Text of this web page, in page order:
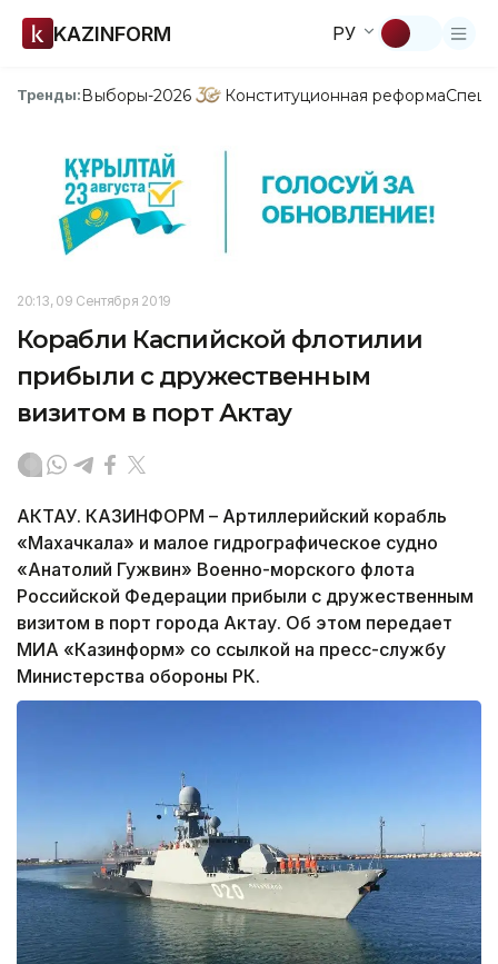
KAZINFORM РУ
Тренды:Выборы-2026 Конституционная реформа
20:13, 09 Сентября 2019
Корабли Каспийской флотилии
прибыли с дружественным
визитом в порт Актау
АКТАУ. КАЗИНФОРМ – Артиллерийский корабль
«Махачкала» и малое гидрографическое судно
«Анатолий Гужвин» Военно-морского флота
Российской Федерации прибыли с дружественным
визитом в порт города Актау. Об этом передает
МИА «Казинформ» со ссылкой на пресс-службу
Министерства обороны РК.